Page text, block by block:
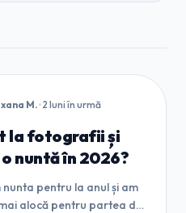
M.•2 luni în urmă
la fotografii și
nuntă în 2026?
pentru la anul și am
alocă pentru partea de